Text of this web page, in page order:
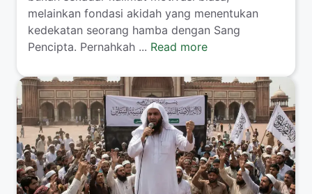
melainkan fondasi akidah yang menentukan
kedekatan seorang hamba dengan Sang
Pencipta. Pernahkah ... Read more